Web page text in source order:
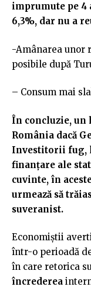
imprumute pe 4
6,3%, dar nu a
-Amânarea unor
posibile după
– Consum mai
În concluzie, un
România dacă
Investitorii fug,
finanțare ale
cuvinte, în
urmează să
suveranist.
Economiștii
într-o perioadă
în care retorica
încrederea